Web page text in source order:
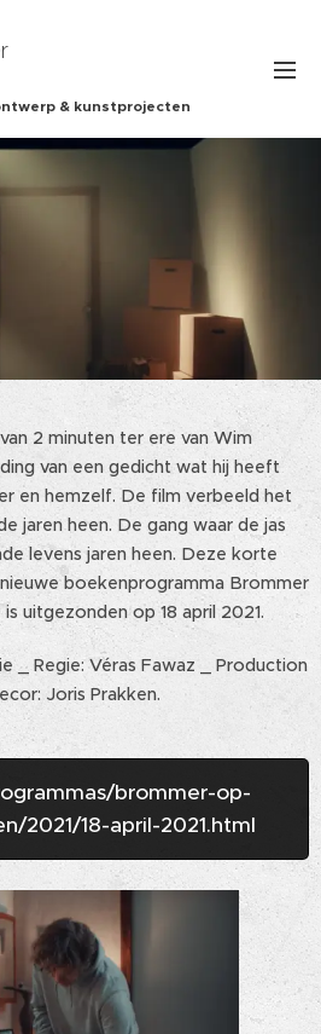
& kunstprojecten
2 minuten ter ere van Wim
van een gedicht wat hij heeft
en hemzelf. De film verbeeld het
jaren heen. De gang waar de jas
levens jaren heen. Deze korte
boekenprogramma Brommer
uitgezonden op 18 april 2021.
_ Regie: Véras Fawaz _ Production
Joris Prakken.
brommer-op-
2021/18-april-2021.html